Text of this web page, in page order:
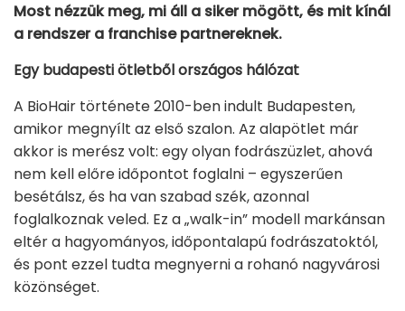
Most nézzük meg, mi áll a siker mögött, és mit kínál
a rendszer a franchise partnereknek.
Egy budapesti ötletből országos hálózat
A BioHair története 2010-ben indult Budapesten,
amikor megnyílt az első szalon. Az alapötlet már
akkor is merész volt: egy olyan fodrászüzlet, ahová
nem kell előre időpontot foglalni – egyszerűen
besétálsz, és ha van szabad szék, azonnal
foglalkoznak veled. Ez a „walk-in” modell markánsan
eltér a hagyományos, időpontalapú fodrászatoktól,
és pont ezzel tudta megnyerni a rohanó nagyvárosi
közönséget.